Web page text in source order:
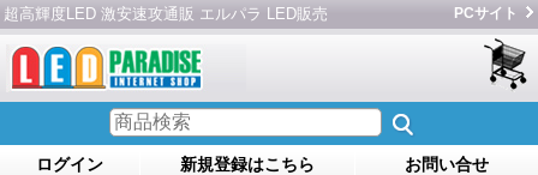
超高輝度LED 激安速攻通販 エルパラ LED販売 PCサイト
ログイン 新規登録はこちら お問い合せ